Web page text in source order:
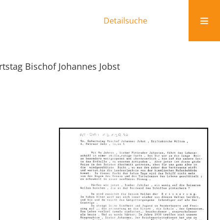
Detailsuche
Bischof Johannes Jobst